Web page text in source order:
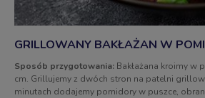
GRILLOWANY BAKŁAŻAN W
Sposób przygotowania: Bakłażana kroimy w
cm. Grillujemy z dwóch stron na patelni
minutach dodajemy pomidory w puszce,